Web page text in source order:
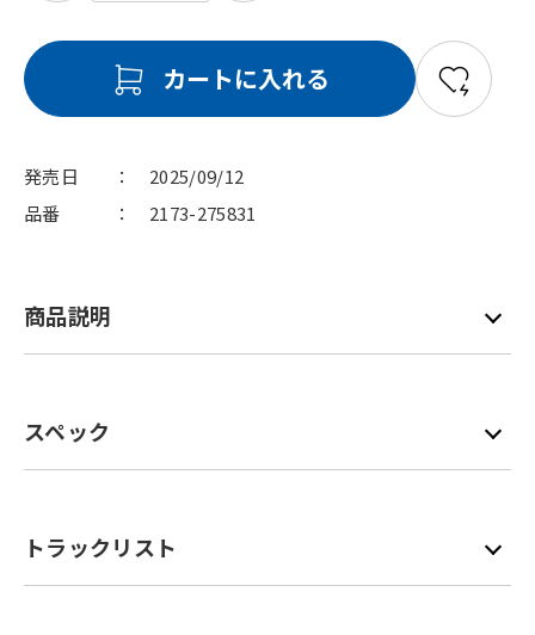
カートに入れる
発売日
2025/09/12
品番
2173-275831
商品説明
スペック
トラックリスト